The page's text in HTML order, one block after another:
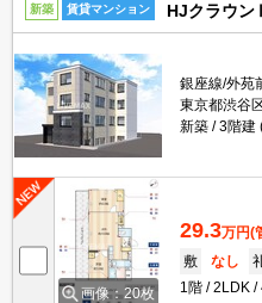
新築 賃貸マンション HJクラウン
銀座線/外苑
東京都渋谷
新築
3階建
画像：20枚
29.3万円(
敷
なし
1階
2LDK